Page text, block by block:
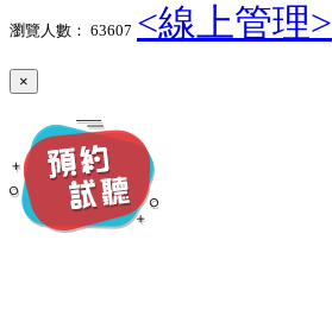
瀏覽人數： 63607 <線上管理>
×